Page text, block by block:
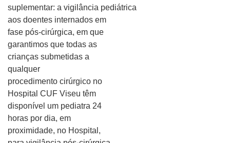
suplementar: a vigilância pediátrica
aos doentes internados em
fase pós-cirúrgica, em que
garantimos que todas as
crianças submetidas a
qualquer
procedimento cirúrgico no
Hospital CUF Viseu têm
disponível um pediatra 24
horas por dia, em
proximidade, no Hospital,